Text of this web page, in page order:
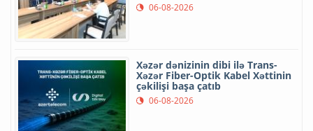
06-08-2026
Xəzər dənizinin dibi ilə Trans-
Xəzər Fiber-Optik Kabel Xəttinin
çəkilişi başa çatıb
06-08-2026